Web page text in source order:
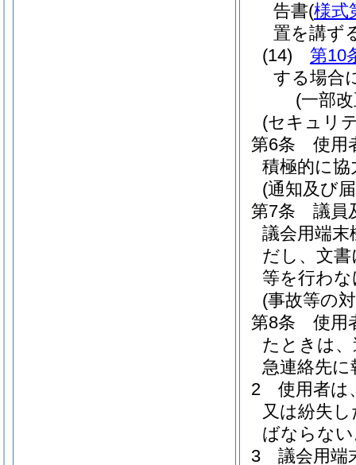
告書(様式
置を講ず
(14)
第10
する場合
(一部
(セキュリ
第6条
使用
積極的に
(通知及び
第7条
議員
議会用端
だし、文
等を行わ
(事故等の
第8条
使用
たときは
急連絡先
2
使用者は
又は紛失
ばならな
3
議会用端